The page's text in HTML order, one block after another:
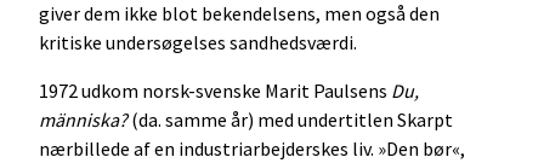
giver dem ikke blot bekendelsens, men også den
kritiske undersøgelses sandhedsværdi.
1972 udkom norsk-svenske Marit Paulsens Du,
människa?(da. samme år) med undertitlen Skarpt
nærbillede af en industriarbejderskes liv. »Den bør«,